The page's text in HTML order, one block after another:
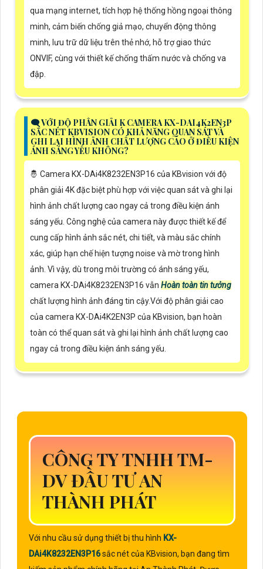
qua mạng internet, tích hợp hệ thống hồng ngoại thông
minh, cảm biến chống giả mạo, chuyển động thông
minh, lưu trữ dữ liệu trên thẻ nhớ, hỗ trợ giao thức
ONVIF, cùng với thiết kế chống thấm nước và chống va
đập.
🗨️ VỚI ĐỘ PHÂN GIẢI K CAMERA KX-DAI4K2EN3P
SẮC NÉT KBVISION CÓ KHẢ NĂNG QUAN SÁT VÀ
GHI LẠI HÌNH ẢNH CHẤT LƯỢNG CAO Ở ĐIỀU KIỆN
ÁNH SÁNG YẾU KHÔNG?
🤴 Camera KX-DAi4K8232EN3P16 của KBvision với độ
phân giải 4K đặc biệt phù hợp với việc quan sát và ghi lại
hình ảnh chất lượng cao ngay cả trong điều kiện ánh
sáng yếu. Công nghệ của camera này được thiết kế để
cung cấp hình ảnh sắc nét, chi tiết, và màu sắc chính
xác, giúp hạn chế hiện tượng noise và mờ trong hình
ảnh. Vì vậy, dù trong môi trường có ánh sáng yếu,
camera KX-DAi4K8232EN3P16 vẫn Hoàn toàn tin tưởng
chất lượng hình ảnh đáng tin cậy.Với độ phân giải cao
của camera KX-DAi4K2EN3P của KBvision, bạn hoàn
toàn có thể quan sát và ghi lại hình ảnh chất lượng cao
ngay cả trong điều kiện ánh sáng yếu.
CÔNG TY TNHH TM-
DV ĐẦU TƯ AN
THÀNH PHÁT
Với nhu cầu sử dụng thiết bị thu hình KX-
DAi4K8232EN3P16sắc nét của KBvision, bạn đang tìm